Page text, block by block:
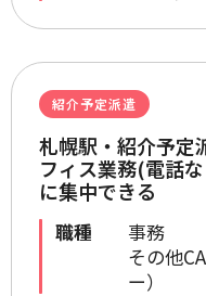
紹介予定派遣
札幌駅・紹介予定
フィス業務(電話
に集中できる
職種
事務
その他
ー）